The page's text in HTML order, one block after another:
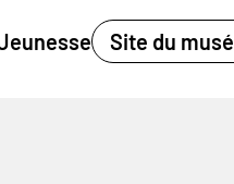
Site du